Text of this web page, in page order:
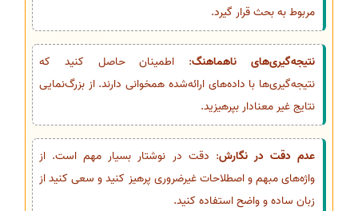
مربوط به بحث قرار گیرد.
نتیجه‌گیری‌های ناهماهنگ: اطمینان حاصل کنید که
نتیجه‌گیری‌ها با داده‌های ارائه‌شده همخوانی دارند. از بزرگ‌نمایی
نتایج غیر معنادار بپرهیزید.
عدم دقت در نگارش: دقت در نوشتار بسیار مهم است. از
واژه‌های مبهم و اصطلاحات غیرضروری پرهیز کنید و سعی کنید از
زبان ساده و واضح استفاده کنید.